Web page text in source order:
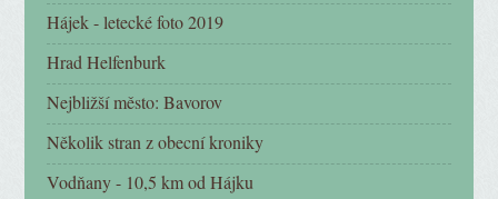
Hájek - letecké foto 2019
Hrad Helfenburk
Nejbližší město: Bavorov
Několik stran z obecní kroniky
Vodňany - 10,5 km od Hájku